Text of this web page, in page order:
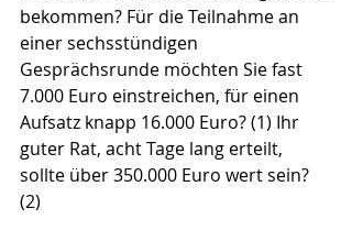
bekommen? Für die Teilnahme an
einer sechsstündigen
Gesprächsrunde möchten Sie fast
7.000 Euro einstreichen, für einen
Aufsatz knapp 16.000 Euro? (1) Ihr
guter Rat, acht Tage lang erteilt,
sollte über 350.000 Euro wert sein?
(2)